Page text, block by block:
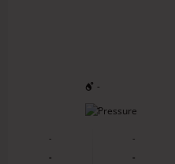
-
-
-
-
-
-